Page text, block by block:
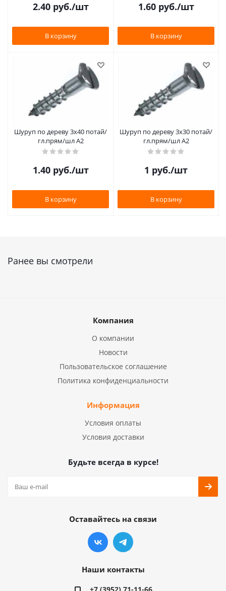
2.40руб./шт
В корзину
1.60руб./шт
В корзину
Шуруп по дереву 3х40 потай/
гл.прям/шл А2
1.40руб./шт
В корзину
Шуруп по дереву 3х30 потай/
гл.прям/шл А2
1 руб./шт
В корзину
Ранее вы смотрели
Компания
О компании
Новости
Пользовательское соглашение
Политика конфиденциальности
Информация
Условия оплаты
Условия доставки
Будьте всегда в курсе!
Оставайтесь на связи
Наши контакты